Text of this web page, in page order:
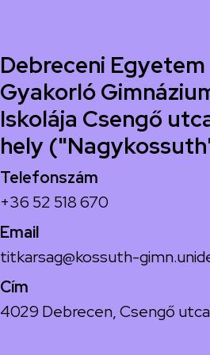
Debreceni
Gyakorló
Iskolája Csengő
hely
Telefonszám
+36 52 518 670
Email
titkarsag@kossuth-
Cím
4029 Debrecen, Csengő